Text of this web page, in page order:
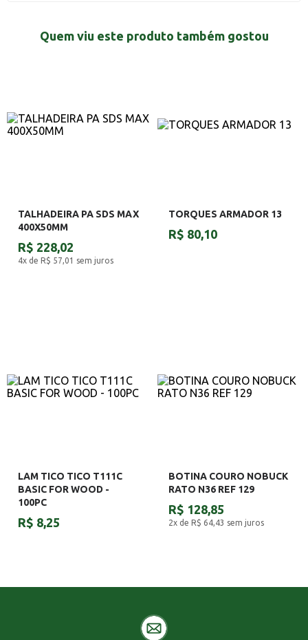
Quem viu este produto também gostou
TALHADEIRA PA SDS MAX
400X50MM
R$ 228,02
4x de R$ 57,01 sem juros
TORQUES ARMADOR 13
R$ 80,10
LAM TICO TICO T111C
BASIC FOR WOOD -
100PC
R$ 8,25
BOTINA COURO NOBUCK
RATO N36 REF 129
R$ 128,85
2x de R$ 64,43 sem juros